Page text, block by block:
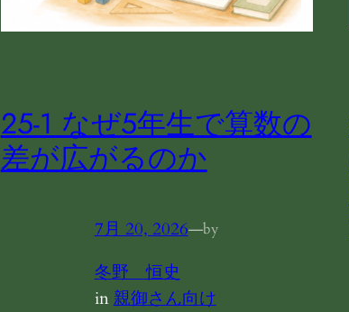
25‐1 なぜ5年生で算数の
差が広がるのか
7月 20, 2026—by
冬野 恒史
in親御さん向け